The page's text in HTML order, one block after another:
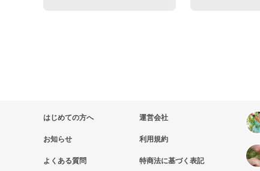
はじめての方へ
お知らせ
よくある質問
運営会社
利用規約
特商法に基づく表記